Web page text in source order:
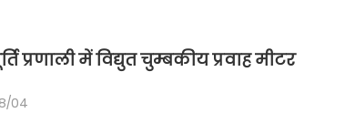
प्रणाली में विद्युत चुम्बकीय प्रवाह मीटर
04